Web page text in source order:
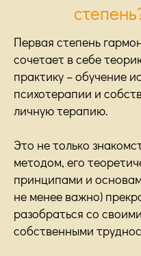
Первая степень
сочетает в себе
практику – обучение
психотерапии и
личную терапию.
Это не только
методом, его
принципами и
не менее важно)
разобраться со своими
собственными